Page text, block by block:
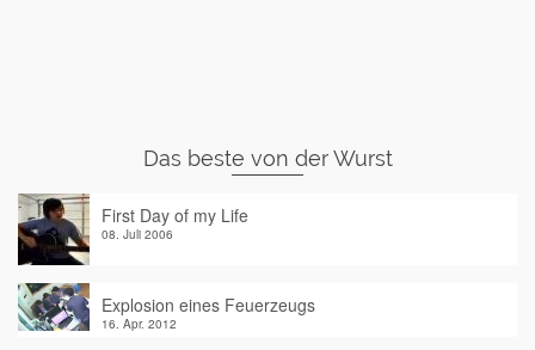
Das beste von der Wurst
First Day of my Life
08. Juli 2006
Explosion eines Feuerzeugs
16. Apr. 2012